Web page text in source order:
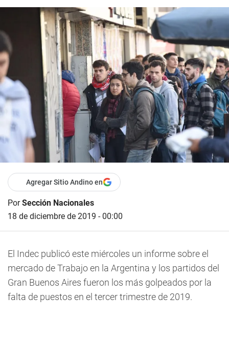
Agregar Sitio Andino en
PorSección Nacionales
18 de diciembre de 2019 - 00:00
El Indec publicó este miércoles un informe sobre el
mercado de Trabajo en la Argentina y los partidos del
Gran Buenos Aires fueron los más golpeados por la
falta de puestos en el tercer trimestre de 2019.